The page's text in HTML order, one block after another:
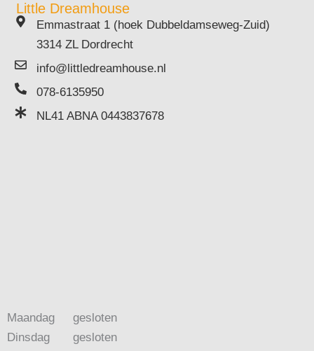
Little Dreamhouse
Emmastraat 1 (hoek Dubbeldamseweg-Zuid)
3314 ZL Dordrecht
info@littledreamhouse.nl
078-6135950
NL41 ABNA 0443837678
Maandag
Dinsdag
gesloten
gesloten